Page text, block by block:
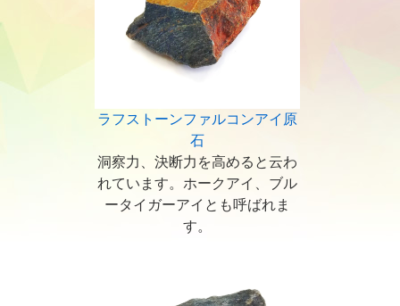
ラフストーンファルコンアイ原
石
洞察力、決断力を高めると云わ
れています。ホークアイ、ブル
ータイガーアイとも呼ばれま
す。